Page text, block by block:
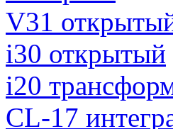
V31
i30 открытый
i20
CL-17